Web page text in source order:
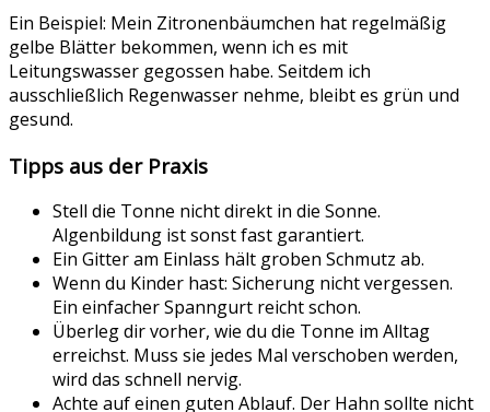
Ein Beispiel: Mein Zitronenbäumchen hat regelmäßig
gelbe Blätter bekommen, wenn ich es mit
Leitungswasser gegossen habe. Seitdem ich
ausschließlich Regenwasser nehme, bleibt es grün und
gesund.
Tipps aus der Praxis
Stell die Tonne nicht direkt in die Sonne.
Algenbildung ist sonst fast garantiert.
Ein Gitter am Einlass hält groben Schmutz ab.
Wenn du Kinder hast: Sicherung nicht vergessen.
Ein einfacher Spanngurt reicht schon.
Überleg dir vorher, wie du die Tonne im Alltag
erreichst. Muss sie jedes Mal verschoben werden,
wird das schnell nervig.
Achte auf einen guten Ablauf. Der Hahn sollte nicht